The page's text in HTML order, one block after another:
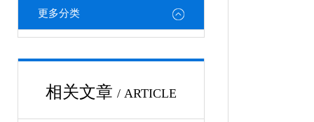
更多分类
相关文章 / ARTICLE